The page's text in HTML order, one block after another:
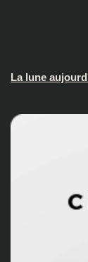
La lune